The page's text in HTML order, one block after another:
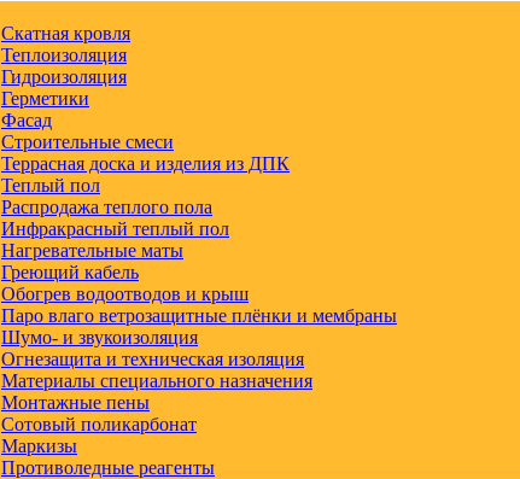
Скатная кровля
Теплоизоляция
Гидроизоляция
Герметики
Фасад
Строительные смеси
Террасная доска и изделия из ДПК
Теплый пол
Распродажа теплого пола
Инфракрасный теплый пол
Нагревательные маты
Греющий кабель
Обогрев водоотводов и крыш
Паро влаго ветрозащитные плёнки и мембраны
Шумо- и звукоизоляция
Огнезащита и техническая изоляция
Материалы специального назначения
Монтажные пены
Сотовый поликарбонат
Маркизы
Противоледные реагенты